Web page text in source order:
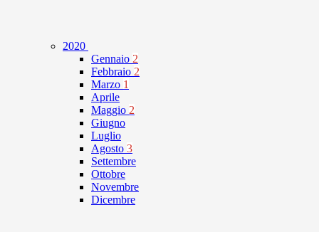
2020
Gennaio 2
Febbraio 2
Marzo 1
Aprile
Maggio 2
Giugno
Luglio
Agosto 3
Settembre
Ottobre
Novembre
Dicembre